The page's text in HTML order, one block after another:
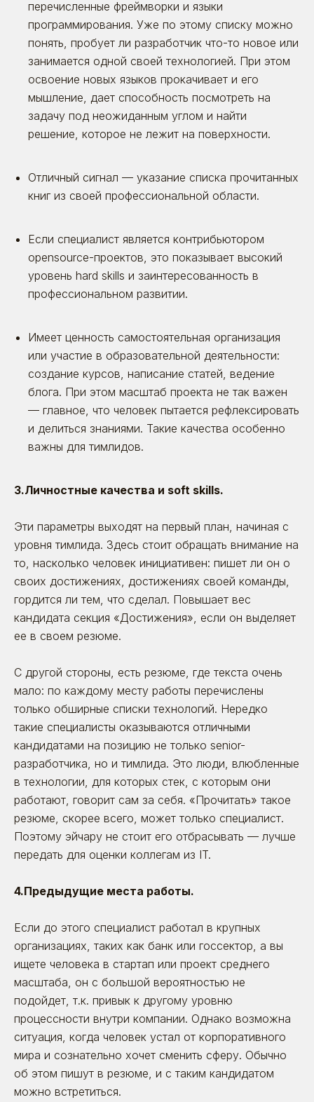
перечисленные фреймворки и языки
программирования. Уже по этому списку можно
понять, пробует ли разработчик что-то новое или
занимается одной своей технологией. При этом
освоение новых языков прокачивает и его
мышление, дает способность посмотреть на
задачу под неожиданным углом и найти
решение, которое не лежит на поверхности.
Отличный сигнал — указание списка прочитанных
книг из своей профессиональной области.
Если специалист является контрибьютором
opensource-проектов, это показывает высокий
уровень hard skills и заинтересованность в
профессиональном развитии.
Имеет ценность самостоятельная организация
или участие в образовательной деятельности:
создание курсов, написание статей, ведение
блога. При этом масштаб проекта не так важен
— главное, что человек пытается рефлексировать
и делиться знаниями. Такие качества особенно
важны для тимлидов.
3.Личностные качества и soft skills.
Эти параметры выходят на первый план, начиная с
уровня тимлида. Здесь стоит обращать внимание на
то, насколько человек инициативен: пишет ли он о
своих достижениях, достижениях своей команды,
гордится ли тем, что сделал. Повышает вес
кандидата секция «Достижения», если он выделяет
ее в своем резюме.
С другой стороны, есть резюме, где текста очень
мало: по каждому месту работы перечислены
только обширные списки технологий. Нередко
такие специалисты оказываются отличными
кандидатами на позицию не только senior-
разработчика, но и тимлида. Это люди, влюбленные
в технологии, для которых стек, с которым они
работают, говорит сам за себя. «Прочитать» такое
резюме, скорее всего, может только специалист.
Поэтому эйчару не стоит его отбрасывать — лучше
передать для оценки коллегам из IT.
4.Предыдущие места работы.
Если до этого специалист работал в крупных
организациях, таких как банк или госсектор, а вы
ищете человека в стартап или проект среднего
масштаба, он с большой вероятностью не
подойдет, т.к. привык к другому уровню
процессности внутри компании. Однако возможна
ситуация, когда человек устал от корпоративного
мира и сознательно хочет сменить сферу. Обычно
об этом пишут в резюме, и с таким кандидатом
можно встретиться.